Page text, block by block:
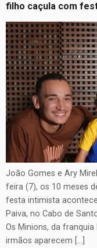
filho caçula com
João Gomes e Ary
feira (7), os 10 meses
festa intimista
Paiva, no Cabo de
Os Minions, da
irmãos aparecem […]